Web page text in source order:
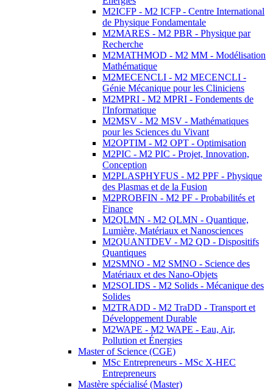
M2ICFP - M2 ICFP - Centre International
de Physique Fondamentale
M2MARES - M2 PBR - Physique par
Recherche
M2MATHMOD - M2 MM - Modélisation
Mathématique
M2MECENCLI - M2 MECENCLI -
Génie Mécanique pour les Cliniciens
M2MPRI - M2 MPRI - Fondements de
l'Informatique
M2MSV - M2 MSV - Mathématiques
pour les Sciences du Vivant
M2OPTIM - M2 OPT - Optimisation
M2PIC - M2 PIC - Projet, Innovation,
Conception
M2PLASPHYFUS - M2 PPF - Physique
des Plasmas et de la Fusion
M2PROBFIN - M2 PF - Probabilités et
Finance
M2QLMN - M2 QLMN - Quantique,
Lumière, Matériaux et Nanosciences
M2QUANTDEV - M2 QD - Dispositifs
Quantiques
M2SMNO - M2 SMNO - Science des
Matériaux et des Nano-Objets
M2SOLIDS - M2 Solids - Mécanique des
Solides
M2TRADD - M2 TraDD - Transport et
Développement Durable
M2WAPE - M2 WAPE - Eau, Air,
Pollution et Énergies
Master of Science (CGE)
MSc Entrepreneurs - MSc X-HEC
Entrepreneurs
Mastère spécialisé (Master)